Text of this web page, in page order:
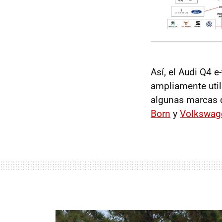
Así, el Audi Q4
ampliamente
algunas
Born y